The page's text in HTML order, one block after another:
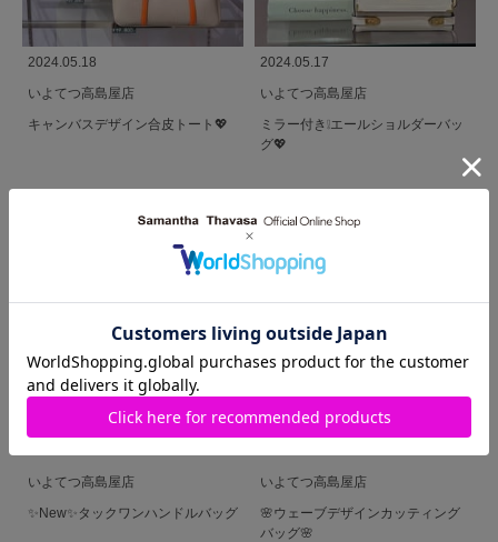
2024.05.18
いよてつ高島屋店
キャンバスデザイン合皮トート💖
2024.05.17
いよてつ高島屋店
ミラー付き❕エールショルダーバッ
グ💖
いよてつ高島屋店
✨️New✨️タックワンハンドルバッグ
いよてつ高島屋店
🌸ウェーブデザインカッティング
バッグ🌸